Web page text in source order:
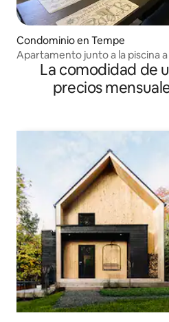
Condominio en Tempe
Apartamento junto a la piscina
Ave - 30 días mín.
La comodidad de
precios